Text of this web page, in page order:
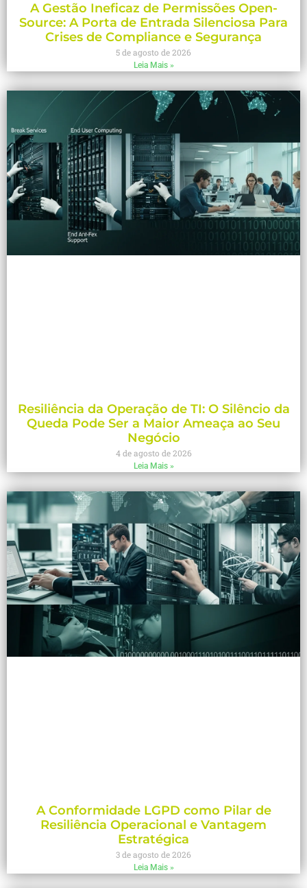
A Gestão Ineficaz de Permissões Open-
Source: A Porta de Entrada Silenciosa Para
Crises de Compliance e Segurança
5 de agosto de 2026
Leia Mais »
Resiliência da Operação de TI: O Silêncio da
Queda Pode Ser a Maior Ameaça ao Seu
Negócio
4 de agosto de 2026
Leia Mais »
A Conformidade LGPD como Pilar de
Resiliência Operacional e Vantagem
Estratégica
3 de agosto de 2026
Leia Mais »